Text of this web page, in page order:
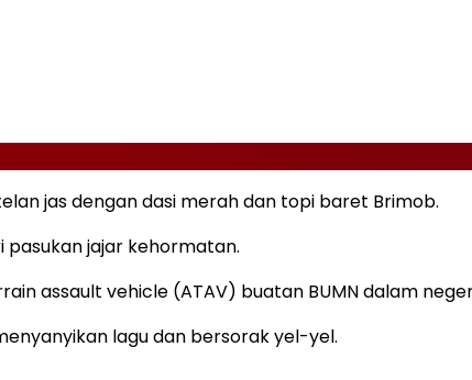
jas dengan dasi merah dan topi baret Brimob.
jajar kehormatan.
assault vehicle (ATAV) buatan BUMN dalam
lagu dan bersorak yel-yel.